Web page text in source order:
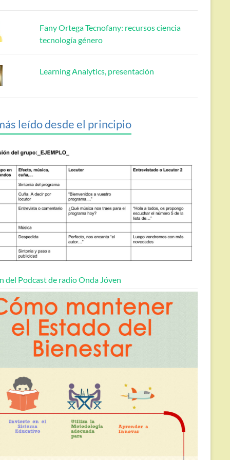
Fany Ortega Tecnofany: recursos ciencia
tecnología género
Learning Analytics, presentación
leído desde el principio
del Podcast de radio Onda Jóven